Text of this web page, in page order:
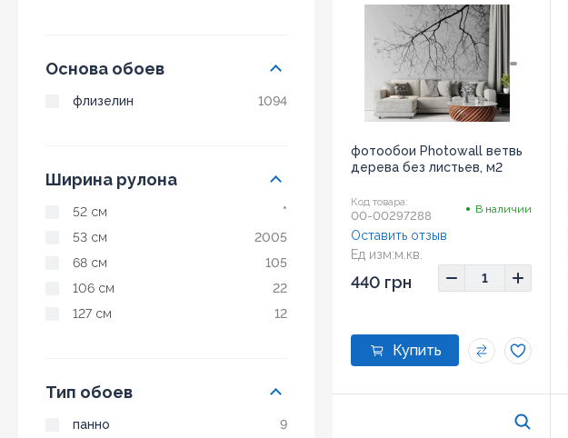
Основа обоев
флизелин 1094
Ширина рулона
52 см
*
53 см
2005
68 см
105
106 см
22
127 см
12
Тип обоев
панно 9
фотообои Photowall ветвь
дерева без листьев, м2
Код товара:
00-00297288 В наличии
Ед изм:м.кв.
Оставить отзыв
440 грн